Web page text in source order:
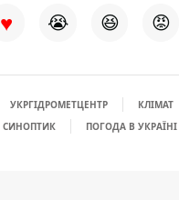
♥ 😭 😆 😡
УКРГІДРОМЕТЦЕНТР
КЛІМАТ
СИНОПТИК ПОГОДА В УКРАЇНІ